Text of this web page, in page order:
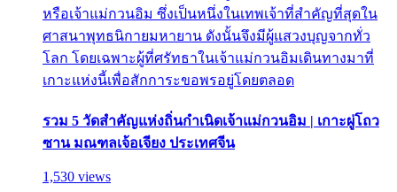
หรือเจ้าแม่กวนอิม ซึ่งเป็นหนึ่งในเทพเจ้าที่สำคัญที่สุดใน
ศาสนาพุทธนิกายมหายาน ดังนั้นจึงมีผู้แสวงบุญจากทั่ว
โลก โดยเฉพาะผู้ที่ศรัทธาในเจ้าแม่กวนอิมเดินทางมาที่
เกาะแห่งนี้เพื่อสักการะขอพรอยู่โดยตลอด
รวม 5 วัดสำคัญแห่งถิ่นกำเนิดเจ้าแม่กวนอิม | เกาะผู่โถว
ซาน มณฑลเจ้อเจียง ประเทศจีน
1,530 views